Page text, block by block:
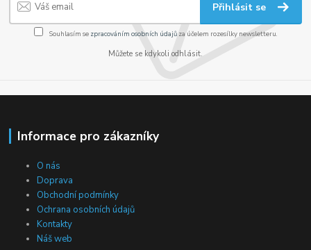
Přihlásit se
Souhlasím se zpracováním osobních údajůza účelem rozesílky newsletteru.
Můžete se kdykoli odhlásit.
Informace pro zákazníky
O nás
Doprava
Obchodní podmínky
Ochrana osobních údajů
Kontakty
Náš web